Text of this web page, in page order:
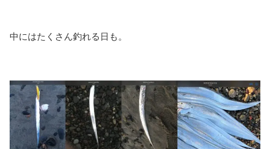
中にはたくさん釣れる日も。